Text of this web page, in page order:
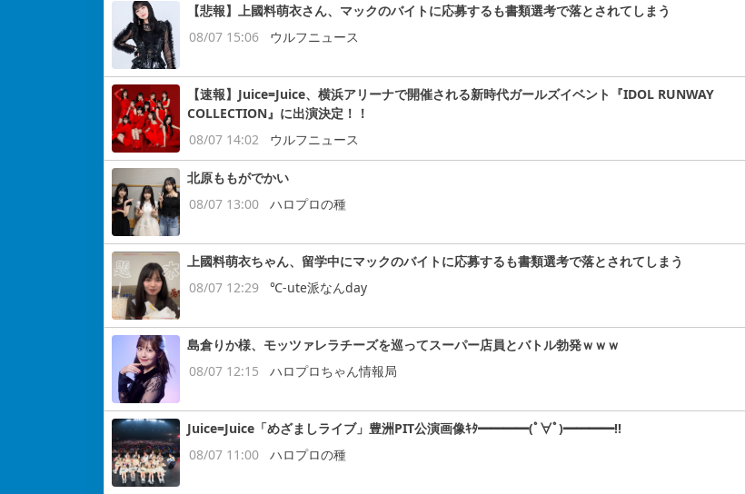
【悲報】上國料萌衣さん、マックのバイトに応募するも書類選考で落とされてしまう
08/07 15:06
ウルフニュース
【速報】Juice=Juice、横浜アリーナで開催される新時代ガールズイベント『IDOL RUNWAY
COLLECTION』に出演決定！！
08/07 14:02
ウルフニュース
北原ももがでかい
08/07 13:00
ハロプロの種
上國料萌衣ちゃん、留学中にマックのバイトに応募するも書類選考で落とされてしまう
08/07 12:29
℃-ute派なんday
島倉りか様、モッツァレラチーズを巡ってスーパー店員とバトル勃発ｗｗｗ
08/07 12:15
ハロプロちゃん情報局
Juice=Juice「めざましライブ」豊洲PIT公演画像ｷﾀ━━━━(ﾟ∀ﾟ)━━━━!!
08/07 11:00
ハロプロの種